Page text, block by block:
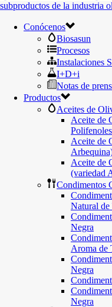
Conócenos
Biosasun
Procesos
Instalaciones
I+D+i
Notas de
Productos
Aceites de
Aceite de
Aceite de
Aceite de
(variedad
Condimentos
Natural de
Negra
Aroma de
Negra
Negra